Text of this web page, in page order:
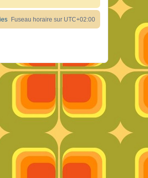
Fuseau horaire sur UTC+02:00